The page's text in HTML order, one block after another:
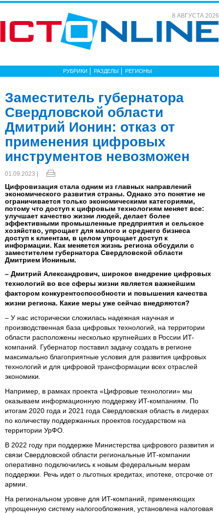
8 АВГУСТА 2026
РУБРИКИ РАЗДЕЛЫ РЕГИОНЫ
Заместитель губернатора
Свердловской области
Дмитрий Ионин: отказ от
применения цифровых
инструментов невозможен
01.09.2023 |
Цифровизация стала одним из главных направлений
экономического развития страны. Однако это понятие не
ограничивается только экономическими категориями,
потому что доступ к цифровым технологиям меняет все:
улучшает качество жизни людей, делает более
эффективными промышленные предприятия и сельское
хозяйство, упрощает для малого и среднего бизнеса
доступ к клиентам, в целом упрощает доступ к
информации. Как меняется жизнь региона обсудили с
заместителем губернатора Свердловской области
Дмитрием Иониным.
– Дмитрий Александрович, широкое внедрение цифровых
технологий во все сферы жизни является важнейшим
фактором конкурентоспособности и повышения качества
жизни региона. Какие меры уже сейчас внедряются?
– У нас исторически сложилась надежная научная и
производственная база цифровых технологий, на территории
области расположены несколько крупнейших в России ИT-
компаний. Губернатор поставил задачу создать в регионе
максимально благоприятные условия для развития цифровых
технологий и для цифровой трансформации всех отраслей
экономики.
Например, в рамках проекта «Цифровые технологии» мы
оказываем информационную поддержку ИT-компаниям. По
итогам 2020 года и 2021 года Свердловская область в лидерах
по количеству поддержанных проектов государством на
территории УрФО.
В 2022 году при поддержке Министерства цифрового развития и
связи Свердловской области региональные ИТ-компании
оперативно подключились к новым федеральным мерам
поддержки. Речь идет о льготных кредитах, ипотеке, отсрочке от
армии.
На региональном уровне для ИT-компаний, применяющих
упрощенную систему налогообложения, установлена налоговая